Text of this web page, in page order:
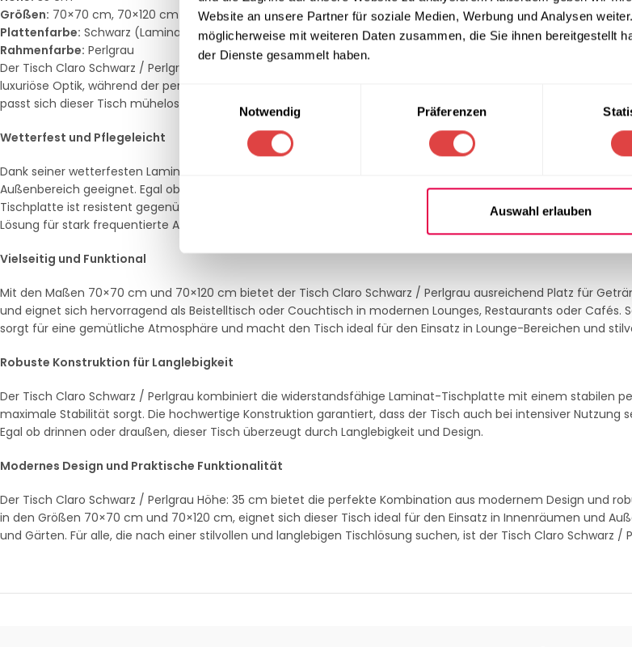
Website an unsere Partner für soziale Medien, Werbung und Analysen
möglicherweise mit weiteren Daten zusammen, die Sie ihnen bereitgestellt
der Dienste gesammelt haben.
Notwendig
Präferenzen
Auswahl erlauben
Größen: 70×70 cm, 70×120 cm
Plattenfarbe: Schwarz (Laminat)
Rahmenfarbe: Perlgrau
Der Tisch Claro Schwarz / Perlgrau besticht durch seine klare, moderne Ästhetik. Die schwarze Laminat-
luxuriöse Optik, während der perlgraue Metallrahmen für Stabilität und Langlebigkeit sorgt. Erhältlich in den
passt sich dieser Tisch mühelos an verschiedene Raumkonzepte an, sowohl im Innen- als auch im
Wetterfest und Pflegeleicht
Dank seiner wetterfesten Laminat-Oberfläche und dem robusten Metallrahmen ist der Tisch Claro Schwarz /
Außenbereich geeignet. Egal ob Regen, Sonne oder Wind – der Tisch bleibt stabil und behält seine Form und
Tischplatte ist resistent gegenüber Kratzern und Flecken, was den Tisch besonders langlebig und pflegeleicht
Lösung für stark frequentierte Außenbereiche wie Terrassen und Gärten.
Vielseitig und Funktional
Mit den Maßen 70×70 cm und 70×120 cm bietet der Tisch Claro Schwarz / Perlgrau ausreichend Platz für
und eignet sich hervorragend als Beistelltisch oder Couchtisch in modernen Lounges, Restaurants oder Cafés.
sorgt für eine gemütliche Atmosphäre und macht den Tisch ideal für den Einsatz in Lounge-Bereichen und
Robuste Konstruktion für Langlebigkeit
Der Tisch Claro Schwarz / Perlgrau kombiniert die widerstandsfähige Laminat-Tischplatte mit einem stabilen
maximale Stabilität sorgt. Die hochwertige Konstruktion garantiert, dass der Tisch auch bei intensiver Nutzung
Egal ob drinnen oder draußen, dieser Tisch überzeugt durch Langlebigkeit und Design.
Modernes Design und Praktische Funktionalität
Der Tisch Claro Schwarz / Perlgrau Höhe: 35 cm bietet die perfekte Kombination aus modernem Design und
in den Größen 70×70 cm und 70×120 cm, eignet sich dieser Tisch ideal für den Einsatz in Innenräumen und
und Gärten. Für alle, die nach einer stilvollen und langlebigen Tischlösung suchen, ist der Tisch Claro Schwarz /